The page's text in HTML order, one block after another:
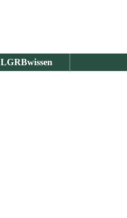
LGRBwissen